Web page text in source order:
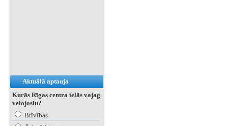
Aktuālā aptauja
Kurās Rīgas centra ielās vajag
velojoslu?
Brīvības